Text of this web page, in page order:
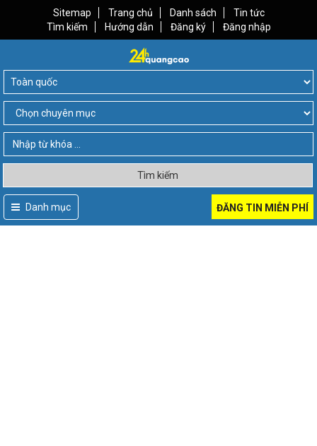
Sitemap Trang chủ Danh sách
Tin tức
Tìm kiếm
Hướng dẫn Đăng ký Đăng nhập
Tìm kiếm
Danh mục ĐĂNG TIN MIỄN PHÍ